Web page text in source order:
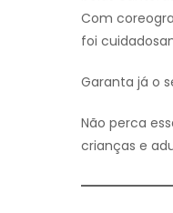
Com
foi
Garanta já o
Não perca
crianças e